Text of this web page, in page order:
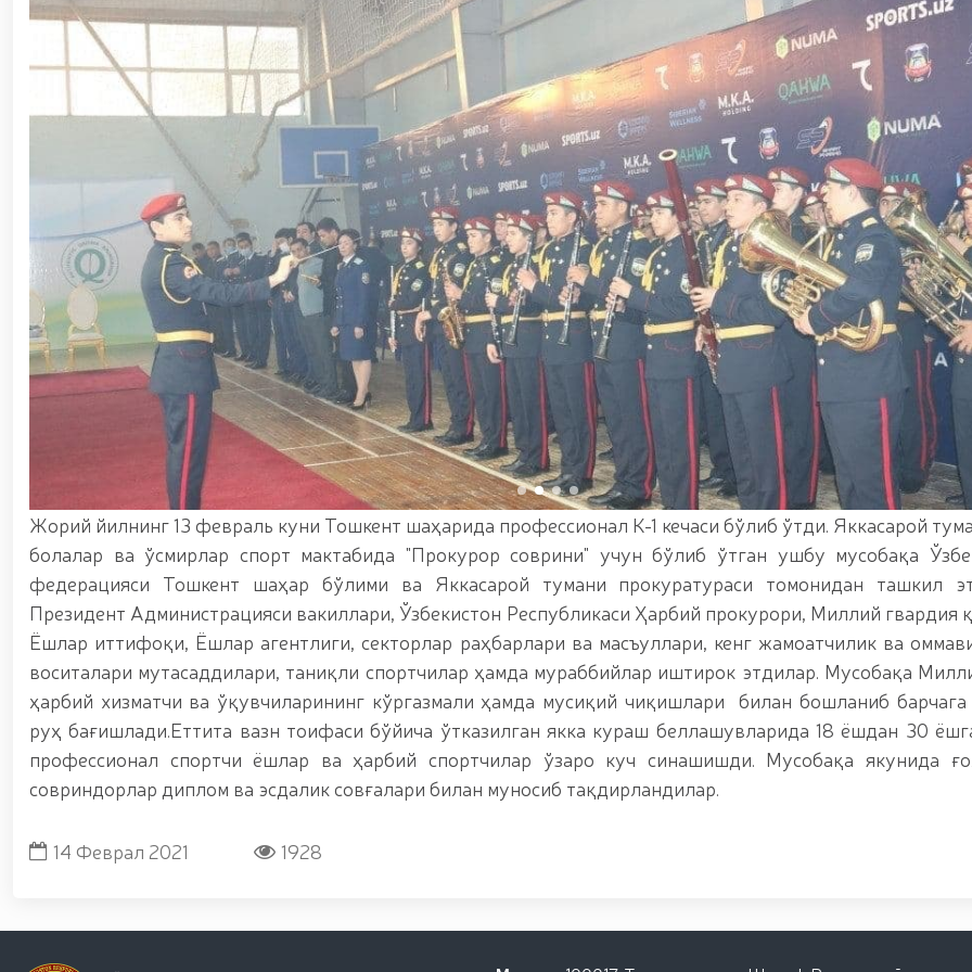
– миллий ғурур ва ватанпарварлик манбаи // Генерал-полковник B.Tashmatov Тошкент
яқиндан танишди. //Миллий гвардия қўмондони, генерал-полковник B.Tashmatov Сирдарё ва
“Ҳарбий таълим тизимида илм-фан ва педагогик технологияларни ривожлантириш
конференцияси ташкил этилди. // Миллий гвардия қўмондони генерал-полковник B.Tashmatov
оширди. // Самарқанд ва Бухоро вилояталарида хавфсиз муҳитни яратиш ва жамоат хавфсизлигини
оширилди. // Ёшлар сиёсатига оид устувор вазифалар доимий эътиборда. // Миллий гвардия
ҳуқуқни муҳофаза қилиш органларининг Қўл жанги федерацияси раиси этиб сайланди. // Миллий
жисмоний ва маънавий тайёргарлигини мустаҳкамлаш ҳамда замон талабларига мос
Тизим фидойилари ҳурмат ва эҳтиром билан нафақага кузатилди. // “Китобхон ҳарбий оилалар”
Ватанпарварлик ойлиги доирасидаги тадбирлар / / Тошкентда қидирувда бўлган шахс қўлга
Қуролли Кучларимиз ташкил этилганининг 34 йиллиги ва 14 январь – Ватан ҳимоячилари куни
ўтказилди / / Миллий гвардия қўмондонининг Ўзбекистон Республикаси Қуролли Кучлари ташкил
муносабати билан байрам табриги / / Ўзбекистон Республикаси Қуролли Кучлари ташкил
куни муносабати билан гвардиячилар хизмат бурчини бажариш чоғида қаҳрамонларча ҳалок
Марказий девони ҳудудида бунёд этилган ёдгорлик мажмуаси пойига гул қўйишиб, уларнинг
Республикаси Президентининг “Ўзбекистон Республикаси Қуролли Кучлари ташкил этилганининг 34
билан ҳарбий хизматчилар ва ҳуқуқни муҳофаза қилиш органлари ходимларидан бир гуруҳини
Шавкат Мирзиёев Хавфсизлик кенгашининг кенгайтирилган йиғилишини ўтказди / / Президент
барпо этилган йирик қувватли когенерация маркази фаолияти билан танишди (https://
маданият ва туризмнинг йирик марказига айланиб бораётган Тошкент (https://t.me/
андозаси асосида янада ривожлантирилади / / Маънавий-маърифий семинар-тренинг ўтказилди / /
томонидан (ҳттпс://телегра.пҳ/Қорақалпог%СА%ББистон-Республикасида-гвардиячилари-
ноқонуний-равишда-олиб-кетаётган-12-16), Қизил китобга киритилган ўсимликни ноқонуний
шаҳрида гвардиячилар томонидан сертификатланмаган пиротехника воситалари (https://
sertifikatlanmagan-pirotexnika-buyumlari-olib-qoyildi-12-15) олиб қўйилди / / Фарғона вилоятида
(https://telegra.ph/Fargona-viloyatida-pirotexnika-buyumlarining-noqonuniy-muomalasiga-chek-
Ихтисослаштирилган ўқув марказида навбатдаги тингловчилар учун сертификат топшириш
мажмуасида “Ўзбекистон отлари” нуфузли кўргазмаси юқори савияда бўлиб ўтди. // Миллий
кириш истагини билдирган номзодларни саралаб олиш жараёнлари давом этмоқда / / Давлатимиз
чиқиш борасида олимпия ва паралимпия ҳаракати йўналишида белгилаб берган вазифалари
раислигида, камондан (паракамондан) отиш мураббийлари иштирокидаги Конференция
бошқармаси аёл ҳарбий хизматчилари Ҳуқуқни муҳофаза қилувчи органлар ходималари ўртасида
биринчи ўринни эгаллашди / / Олий Мажлис Сенатининг қўмита раиси ва Миллий гвардия Жамоат
очиқ мулоқот / / Миллий гвардия Темурбеклар мактаби ўқувчилари билан “Дронлардан
кўргазмали машғулот ташкил этилди / / Миллий гвардия Тошкент минтақавий ўқув марказида
аппаратларини қўллаш истиқболлари” мавзусида Республика илмий-амалий семинари ўтказилди /
вақтида жамоат тартиби ҳамда фуқаролар хавфсизлиги таъминланад / / Ўзбекистон
Жорий йилнинг 13 февраль куни Тошкент шаҳарида профессионал К-1 кечаси бўлиб ўтди. Яккасарой
болалар ва ўсмирлар спорт мактабида "Прокурор соврини" учун бўлиб ўтган ушбу мусобақа
федерацияси Тошкент шаҳар бўлими ва Яккасарой тумани прокуратураси томонидан ташкил
Президент Администрацияси вакиллари, Ўзбекистон Республикаси Ҳарбий прокурори, Миллий гвардия
Ёшлар иттифоқи, Ёшлар агентлиги, секторлар раҳбарлари ва масъуллари, кенг жамоатчилик ва
воситалари мутасаддилари, таниқли спортчилар ҳамда мураббийлар иштирок этдилар. Мусобақа
ҳарбий хизматчи ва ўқувчиларининг кўргазмали ҳамда мусиқий чиқишлари билан бошланиб барчага
руҳ бағишлади.Еттита вазн тоифаси бўйича ўтказилган якка кураш беллашувларида 18 ёшдан 30
профессионал спортчи ёшлар ва ҳарбий спортчилар ўзаро куч синашишди. Мусобақа якунида
совриндорлар диплом ва эсдалик совғалари билан муносиб тақдирландилар.
14 Феврал 2021 1928